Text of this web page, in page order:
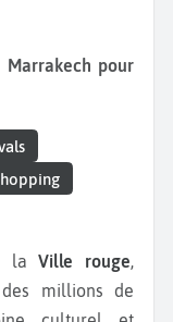
laVille rouge,
millions de